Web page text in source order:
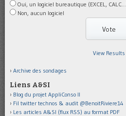
Oui, un logiciel bureautique (EXCEL,
Non, aucun logiciel
View Results
Archive des sondages
Liens A&SI
Blog du projet AppliConso II
Fil twitter technos & audit @BenoitRiviere14
Les articles A&SI (flux RSS) au format PDF